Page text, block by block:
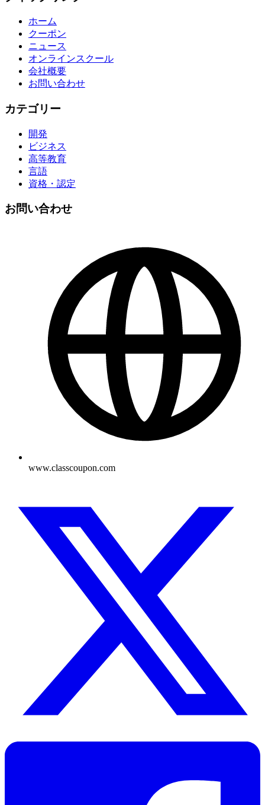
ホーム
クーポン
ニュース
オンラインスクール
会社概要
お問い合わせ
カテゴリー
開発
ビジネス
高等教育
言語
資格・認定
お問い合わせ
www.classcoupon.com